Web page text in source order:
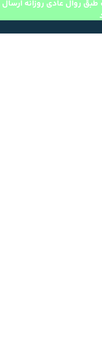
روال عادی روزانه ارسال